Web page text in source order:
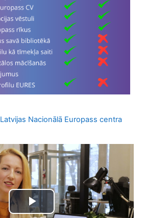
Latvijas Nacionālā Europass centra
Play